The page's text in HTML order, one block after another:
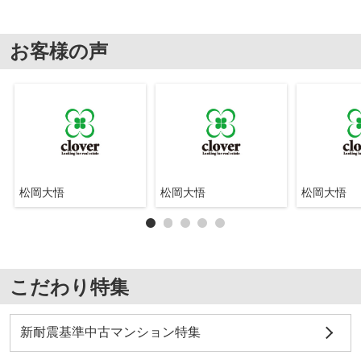
お客様の声
松岡大悟 松岡大悟 松岡大悟
こだわり特集
新耐震基準中古マンション特集